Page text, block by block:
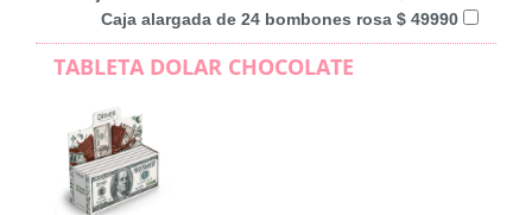
Caja alargada de 24 bombones rosa $ 49990
TABLETA DOLAR CHOCOLATE